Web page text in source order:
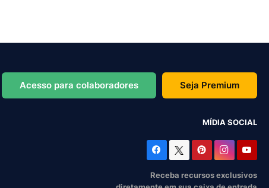
Acesso para colaboradores Seja Premium
MÍDIA SOCIAL
Receba recursos exclusivos